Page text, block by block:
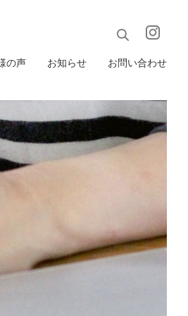
の声 お知らせ お問い合わせ